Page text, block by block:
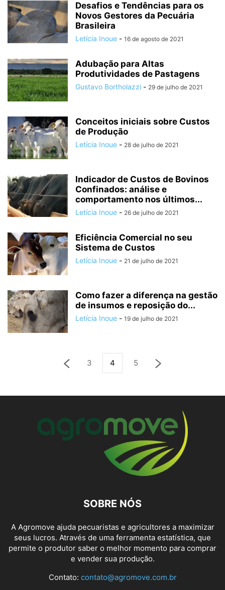
Desafios e Tendências para os
Novos Gestores da Pecuária
Brasileira
Letícia Inoue - 16 de agosto de 2021
Adubação para Altas
Produtividades de Pastagens
Gustavo Bortholazzi - 29 de julho de 2021
Conceitos iniciais sobre Custos
de Produção
Letícia Inoue - 28 de julho de 2021
Indicador de Custos de Bovinos
Confinados: análise e
comportamento nos últimos...
Letícia Inoue - 26 de julho de 2021
Eficiência Comercial no seu
Sistema de Custos
Letícia Inoue - 21 de julho de 2021
Como fazer a diferença na gestão
de insumos e reposição do...
Letícia Inoue - 19 de julho de 2021
3 4 5
SOBRE NÓS
A Agromove ajuda pecuaristas e agricultores a maximizar
seus lucros. Através de uma ferramenta estatística, que
permite o produtor saber o melhor momento para comprar
e vender sua produção.
Contato: contato@agromove.com.br